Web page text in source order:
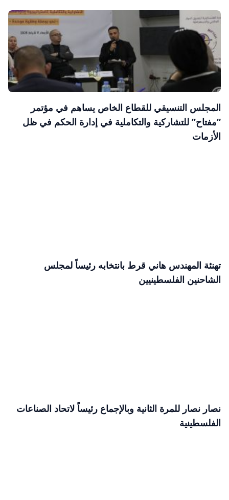
المجلس التنسيقي للقطاع الخاص يساهم في مؤتمر
“مفتاح” للتشاركية والتكاملية في إدارة الحكم في ظل
الأزمات
تهنئة المهندس هاني قرط بانتخابه رئيساً لمجلس
الشاحنين الفلسطينيين
نصار نصار للمرة الثانية وبالإجماع رئيساً لاتحاد الصناعات
الفلسطينية